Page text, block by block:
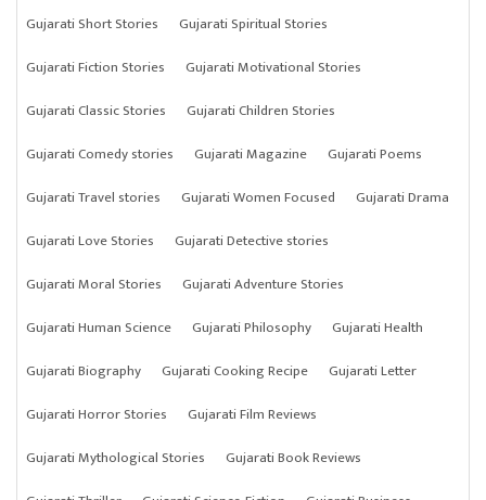
Gujarati Short Stories
Gujarati Spiritual Stories
Gujarati Fiction Stories
Gujarati Motivational Stories
Gujarati Classic Stories
Gujarati Children Stories
Gujarati Comedy stories
Gujarati Magazine
Gujarati Poems
Gujarati Travel stories
Gujarati Women Focused
Gujarati Drama
Gujarati Love Stories
Gujarati Detective stories
Gujarati Moral Stories
Gujarati Adventure Stories
Gujarati Human Science
Gujarati Philosophy
Gujarati Health
Gujarati Biography
Gujarati Cooking Recipe
Gujarati Letter
Gujarati Horror Stories
Gujarati Film Reviews
Gujarati Mythological Stories
Gujarati Book Reviews